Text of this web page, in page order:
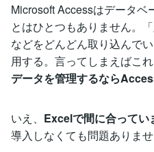
Microsoft Accessはデータベ
とはひとつもありません。
などをどんどん取り込んで
用する。言ってしまえばこれ
データを管理するなら
いえ、 Excelで間に合ってい
導入しなくても問題ありませ